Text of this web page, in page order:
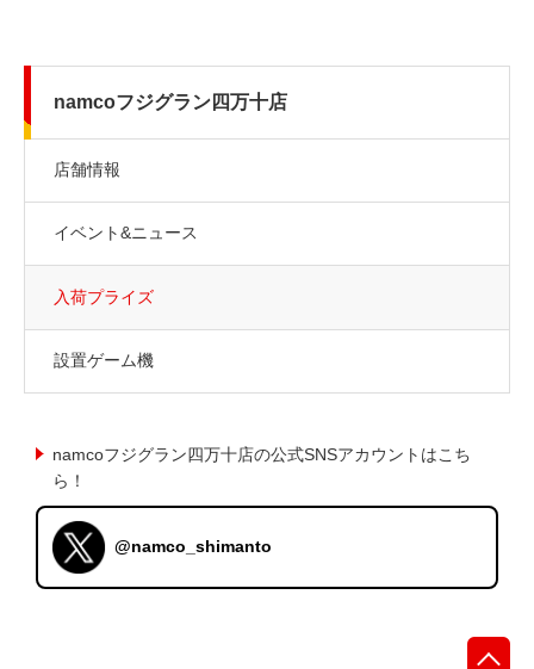
namcoフジグラン四万十店
店舗情報
イベント&ニュース
入荷プライズ
設置ゲーム機
namcoフジグラン四万十店の公式SNSアカウントはこち
ら！
@namco_shimanto